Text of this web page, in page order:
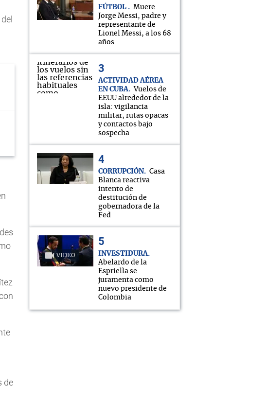
de
FÚTBOL
Muere
Jorge Messi, padre y
representante de
Lionel Messi, a los 68
años
ACTIVIDAD AÉREA
EN CUBA
Vuelos de
EEUU alrededor de la
isla: vigilancia
militar, rutas opacas
y contactos bajo
sospecha
CORRUPCIÓN
Casa
Blanca reactiva
intento de
destitución de
gobernadora de la
Fed
VIDEO
INVESTIDURA
Abelardo de la
Espriella se
juramenta como
nuevo presidente de
Colombia